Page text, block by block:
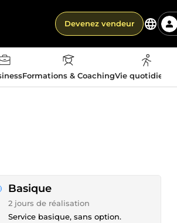
Devenez vendeur
Formations & CoachingVie
Basique
2 jours de réalisation
Service basique, sans option.